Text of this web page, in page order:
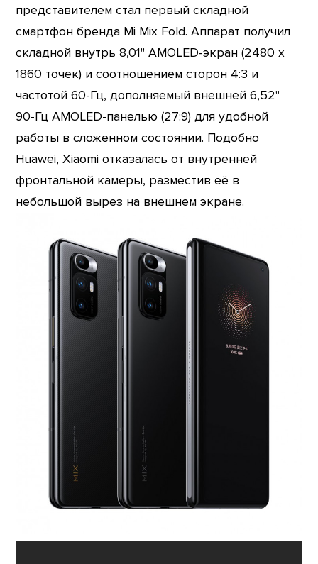
представителем стал первый складной
смартфон бренда Mi Mix Fold. Аппарат получил
складной внутрь 8,01" AMOLED-экран (2480 x
1860 точек) и соотношением сторон 4:3 и
частотой 60-Гц, дополняемый внешней 6,52"
90-Гц AMOLED-панелью (27:9) для удобной
работы в сложенном состоянии. Подобно
Huawei, Xiaomi отказалась от внутренней
фронтальной камеры, разместив её в
небольшой вырез на внешнем экране.